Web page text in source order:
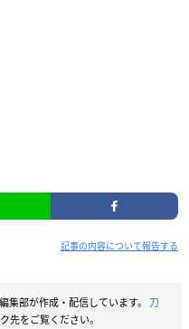
記事の内容について報告する
集部が作成・配信しています。 刀
先をご覧ください。